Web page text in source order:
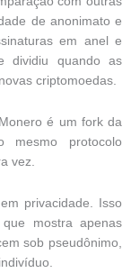
de anonimato e
em anel e
dividiu quando as
criptomoedas.
é um fork da
mesmo protocolo
vez.
privacidade. Isso
mostra apenas
sob pseudônimo,